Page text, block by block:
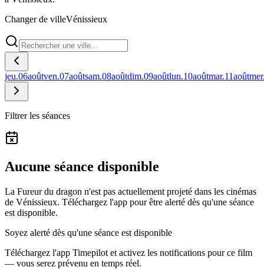
Changer de villeVénissieux
jeu.06aoûtven.07aoûtsam.08aoûtdim.09aoûtlun.10aoûtmar.11août
Filtrer les séances
Aucune séance disponible
La Fureur du dragon n'est pas actuellement projeté dans les cinémas
de Vénissieux. Téléchargez l'app pour être alerté dès qu'une séance
est disponible.
Soyez alerté dès qu'une séance est disponible
Téléchargez l'app Timepilot et activez les notifications pour ce film
— vous serez prévenu en temps réel.